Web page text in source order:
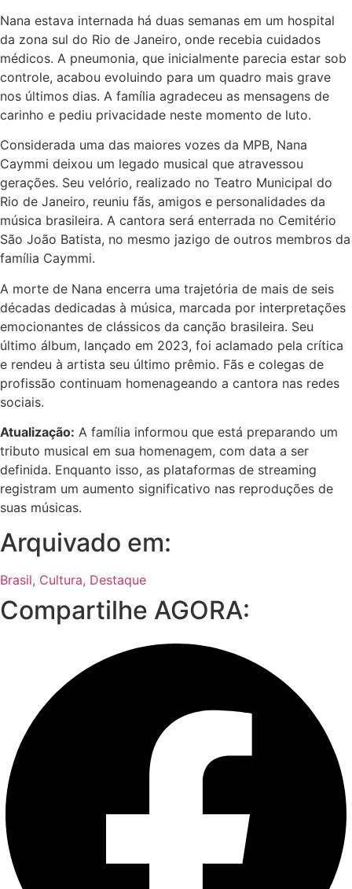
Nana estava internada há duas semanas em um hospital
da zona sul do Rio de Janeiro, onde recebia cuidados
médicos. A pneumonia, que inicialmente parecia estar sob
controle, acabou evoluindo para um quadro mais grave
nos últimos dias. A família agradeceu as mensagens de
carinho e pediu privacidade neste momento de luto.
Considerada uma das maiores vozes da MPB, Nana
Caymmi deixou um legado musical que atravessou
gerações. Seu velório, realizado no Teatro Municipal do
Rio de Janeiro, reuniu fãs, amigos e personalidades da
música brasileira. A cantora será enterrada no Cemitério
São João Batista, no mesmo jazigo de outros membros da
família Caymmi.
A morte de Nana encerra uma trajetória de mais de seis
décadas dedicadas à música, marcada por interpretações
emocionantes de clássicos da canção brasileira. Seu
último álbum, lançado em 2023, foi aclamado pela crítica
e rendeu à artista seu último prêmio. Fãs e colegas de
profissão continuam homenageando a cantora nas redes
sociais.
Atualização: A família informou que está preparando um
tributo musical em sua homenagem, com data a ser
definida. Enquanto isso, as plataformas de streaming
registram um aumento significativo nas reproduções de
suas músicas.
Arquivado em:
Brasil, Cultura, Destaque
Compartilhe AGORA: